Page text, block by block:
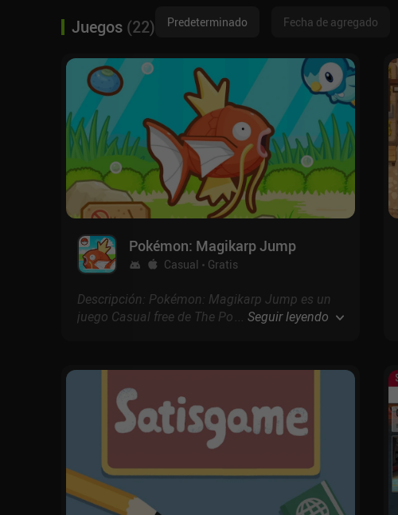
Juegos (22) Predeterminado Fecha de agregado
Pokémon: Magikarp Jump
Casual Gratis
Descripción: Pokémon: Magikarp Jump es un
juego Casual free de The Pokémon Company
... Seguir leyendo